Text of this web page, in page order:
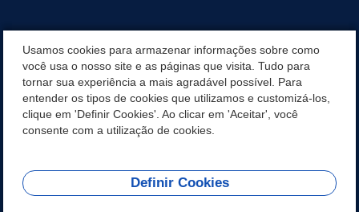
CONCURSO/PSS/CONVOCAÇÃO
INCENTIVOS PÚBLICOS À PROJETOS CULTURAIS - INÁCIO
MARTINS PR
REDES SOCIAIS
Usamos cookies para armazenar informações sobre como
você usa o nosso site e as páginas que visita. Tudo para
tornar sua experiência a mais agradável possível. Para
entender os tipos de cookies que utilizamos e customizá-los,
clique em 'Definir Cookies'. Ao clicar em 'Aceitar', você
consente com a utilização de cookies.
Definir Cookies